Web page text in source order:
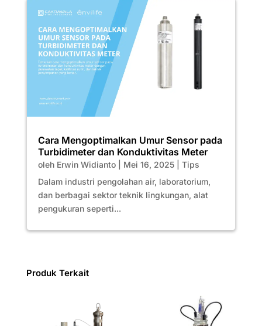
Cara Mengoptimalkan Umur Sensor pada
Turbidimeter dan Konduktivitas Meter
oleh Erwin Widianto| Mei 16, 2025| Tips
Dalam industri pengolahan air, laboratorium,
dan berbagai sektor teknik lingkungan, alat
pengukuran seperti...
Produk Terkait